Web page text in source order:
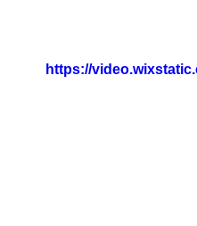
https://